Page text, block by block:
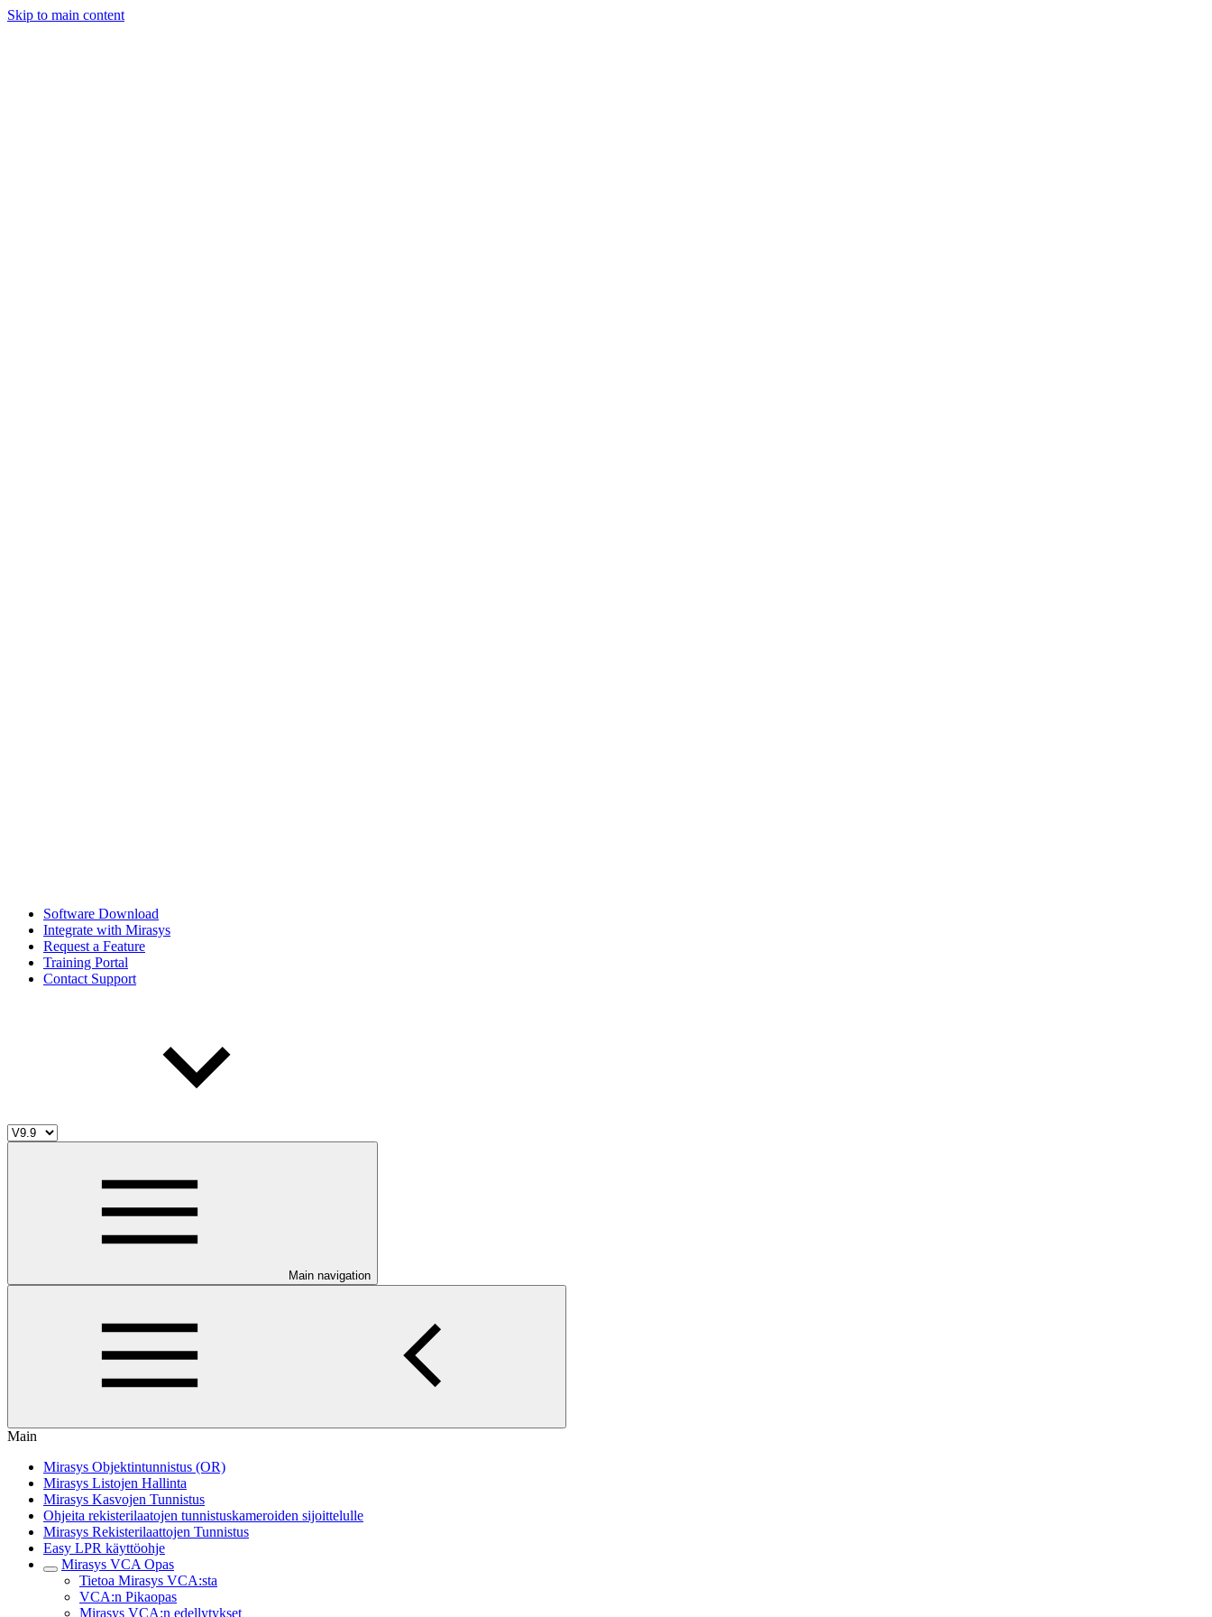
Skip to main content
Software Download
Integrate with Mirasys
Request a Feature
Training Portal
Contact Support
Main navigation
Main
Mirasys Objektintunnistus (OR)
Mirasys Listojen Hallinta
Mirasys Kasvojen Tunnistus
Ohjeita rekisterilaatojen tunnistuskameroiden sijoittelulle
Mirasys Rekisterilaattojen Tunnistus
Easy LPR käyttöohje
Mirasys VCA Opas
Tietoa Mirasys VCA:sta
VCA:n Pikaopas
Mirasys VCA:n edellytykset